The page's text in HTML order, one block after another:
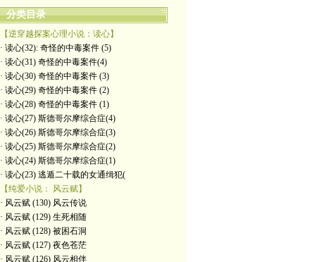
分类目录
【逆穿越探案心理小说：读心】
· 读心(32): 奇怪的中毒案件 (5)
· 读心(31) 奇怪的中毒案件(4)
· 读心(30) 奇怪的中毒案件 (3)
· 读心(29) 奇怪的中毒案件 (2)
· 读心(28) 奇怪的中毒案件 (1)
· 读心(27) 斯德哥尔摩综合症(4)
· 读心(26) 斯德哥尔摩综合症(3)
· 读心(25) 斯德哥尔摩综合症(2)
· 读心(24) 斯德哥尔摩综合症(1)
· 读心(23) 逃遁二十载的女通缉犯(
【纯爱小说： 风云赋】
· 风云赋 (130) 风云传说
· 风云赋 (129) 生死相随
· 风云赋 (128) 被困石洞
· 风云赋 (127) 夜色苍茫
· 风云赋 (126) 风云相伴